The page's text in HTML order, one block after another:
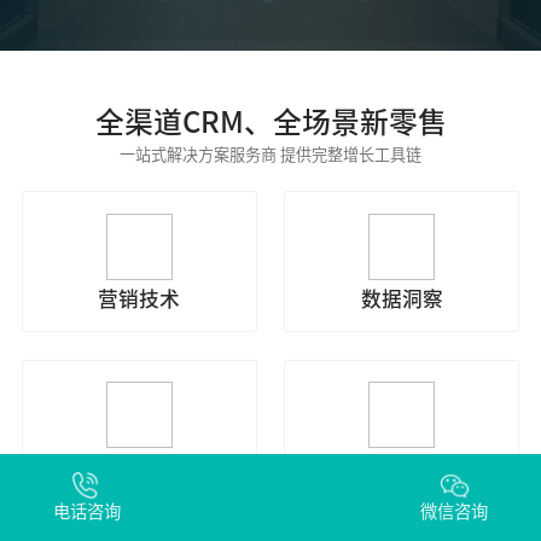
全渠道CRM、全场景新零售
一站式解决方案服务商 提供完整增长工具链
营销技术 数据洞察
电话咨询 微信咨询